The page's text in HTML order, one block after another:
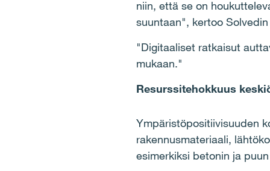
niin, että se on
suuntaan", kertoo
"Digitaaliset ratkaisut
mukaan."
Resurssitehokkuus
Ympäristöpositiivisuuden
rakennusmateriaali,
esimerkiksi betonin ja